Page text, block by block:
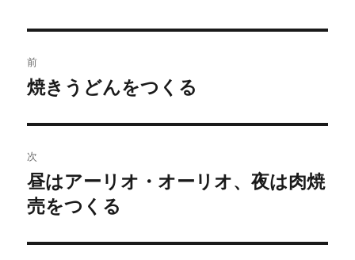
稿
ビ
ゲ
ー
シ
前
前
投
稿:
焼きうどんをつくる
次
次
の
稿:
昼はアーリオ・オーリオ、夜は肉焼
売をつくる